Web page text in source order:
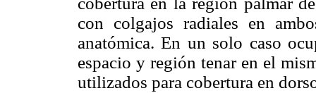
con colgajos radiales en
anatómica. En un solo caso
espacio y región tenar en el
utilizados para cobertura en